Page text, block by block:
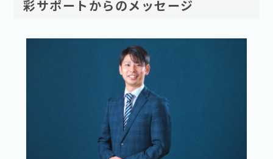
彩サポートからのメッセージ